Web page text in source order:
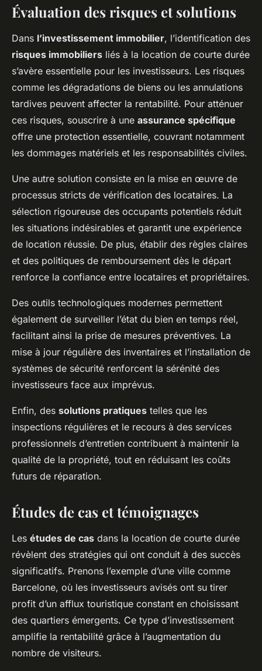
Évaluation des risques et solutions
Dans l’investissement immobilier, l’identification des
risques immobiliers liés à la location de courte durée
s’avère essentielle pour les investisseurs. Les risques
comme les dégradations de biens ou les annulations
tardives peuvent affecter la rentabilité. Pour atténuer
ces risques, souscrire à une assurance spécifique
offre une protection essentielle, couvrant notamment
les dommages matériels et les responsabilités civiles.
Une autre solution consiste en la mise en œuvre de
processus stricts de vérification des locataires. La
sélection rigoureuse des occupants potentiels réduit
les situations indésirables et garantit une expérience
de location réussie. De plus, établir des règles claires
et des politiques de remboursement dès le départ
renforce la confiance entre locataires et propriétaires.
Des outils technologiques modernes permettent
également de surveiller l’état du bien en temps réel,
facilitant ainsi la prise de mesures préventives. La
mise à jour régulière des inventaires et l’installation de
systèmes de sécurité renforcent la sérénité des
investisseurs face aux imprévus.
Enfin, des solutions pratiques telles que les
inspections régulières et le recours à des services
professionnels d’entretien contribuent à maintenir la
qualité de la propriété, tout en réduisant les coûts
futurs de réparation.
Études de cas et témoignages
Les études de cas dans la location de courte durée
révèlent des stratégies qui ont conduit à des succès
significatifs. Prenons l’exemple d’une ville comme
Barcelone, où les investisseurs avisés ont su tirer
profit d’un afflux touristique constant en choisissant
des quartiers émergents. Ce type d’investissement
amplifie la rentabilité grâce à l’augmentation du
nombre de visiteurs.